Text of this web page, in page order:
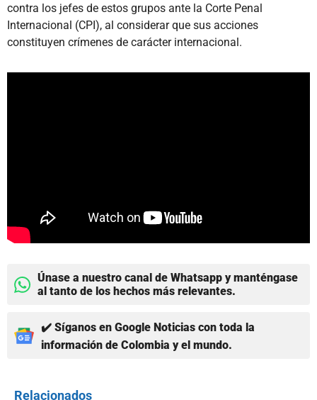
contra los jefes de estos grupos ante la Corte Penal
Internacional (CPI), al considerar que sus acciones
constituyen crímenes de carácter internacional.
Únase a nuestro canal de Whatsapp y manténgase
al tanto de los hechos más relevantes.
✔️ Síganos en Google Noticias con toda la
información de Colombia y el mundo.
Relacionados